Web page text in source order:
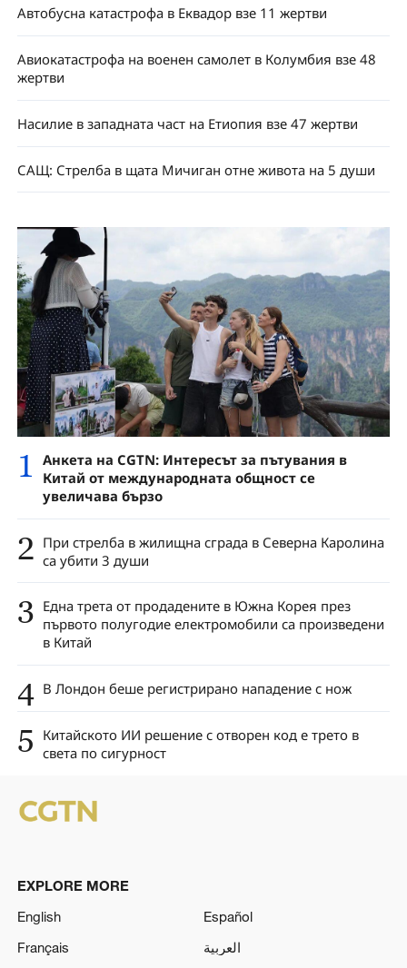
Автобусна катастрофа в Еквадор взе 11 жертви
Авиокатастрофа на военен самолет в Колумбия взе 48
жертви
Насилие в западната част на Етиопия взе 47 жертви
САЩ: Стрелба в щата Мичиган отне живота на 5 души
1
Анкета на CGTN: Интересът за пътувания в
Китай от международната общност се
увеличава бързо
2 При стрелба в жилищна сграда в Северна Каролина
са убити 3 души
3 Една трета от продадените в Южна Корея през
първото полугодие електромобили са произведени
в Китай
4 В Лондон беше регистрирано нападение с нож
5 Китайското ИИ решение с отворен код е трето в
света по сигурност
EXPLORE MORE
English
Español
Français
العربية